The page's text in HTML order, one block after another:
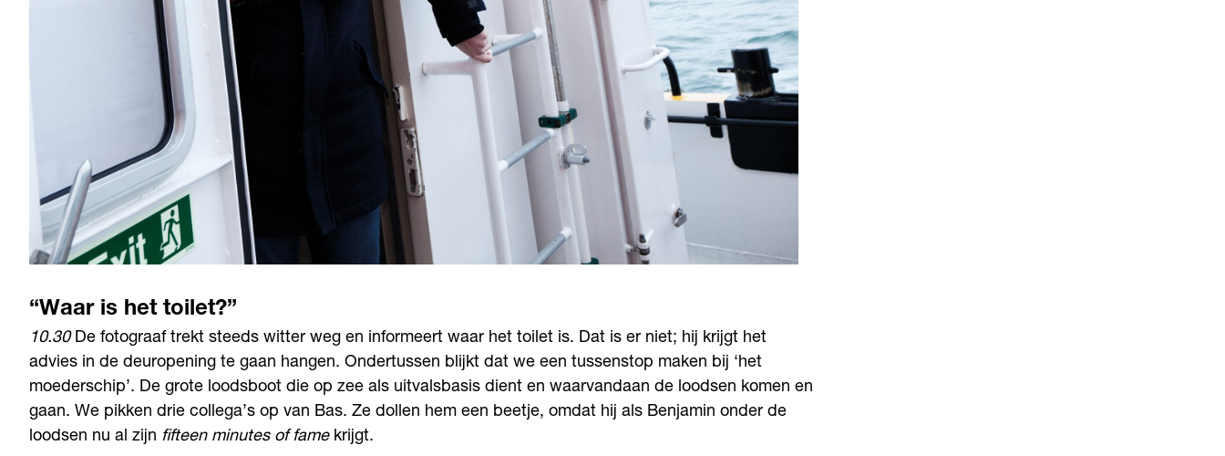
“Waar is het toilet?”
10.30De fotograaf trekt steeds witter weg en informeert waar het toilet is. Dat is er niet; hij krijgt het
advies in de deuropening te gaan hangen. Ondertussen blijkt dat we een tussenstop maken bij ‘het
moederschip’. De grote loodsboot die op zee als uitvalsbasis dient en waarvandaan de loodsen komen en
gaan. We pikken drie collega’s op van Bas. Ze dollen hem een beetje, omdat hij als Benjamin onder de
loodsen nu al zijn fifteen minutes of famekrijgt.